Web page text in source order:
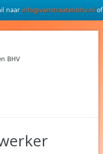
naar info@vanstraatenbhv.nl of